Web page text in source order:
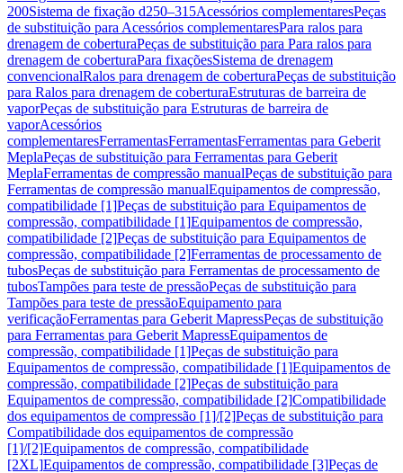
200Sistema de fixação d250–315Acessórios complementaresPeças
de substituição para Acessórios complementaresPara ralos para
drenagem de coberturaPeças de substituição para Para ralos para
drenagem de coberturaPara fixaçõesSistema de drenagem
convencionalRalos para drenagem de coberturaPeças de substituição
para Ralos para drenagem de coberturaEstruturas de barreira de
vaporPeças de substituição para Estruturas de barreira de
vaporAcessórios
complementaresFerramentasFerramentasFerramentas para Geberit
MeplaPeças de substituição para Ferramentas para Geberit
MeplaFerramentas de compressão manualPeças de substituição para
Ferramentas de compressão manualEquipamentos de compressão,
compatibilidade [1]Peças de substituição para Equipamentos de
compressão, compatibilidade [1]Equipamentos de compressão,
compatibilidade [2]Peças de substituição para Equipamentos de
compressão, compatibilidade [2]Ferramentas de processamento de
tubosPeças de substituição para Ferramentas de processamento de
tubosTampões para teste de pressãoPeças de substituição para
Tampões para teste de pressãoEquipamento para
verificaçãoFerramentas para Geberit MapressPeças de substituição
para Ferramentas para Geberit MapressEquipamentos de
compressão, compatibilidade [1]Peças de substituição para
Equipamentos de compressão, compatibilidade [1]Equipamentos de
compressão, compatibilidade [2]Peças de substituição para
Equipamentos de compressão, compatibilidade [2]Compatibilidade
dos equipamentos de compressão [1]/[2]Peças de substituição para
Compatibilidade dos equipamentos de compressão
[1]/[2]Equipamentos de compressão, compatibilidade
[2XL]Equipamentos de compressão, compatibilidade [3]Peças de